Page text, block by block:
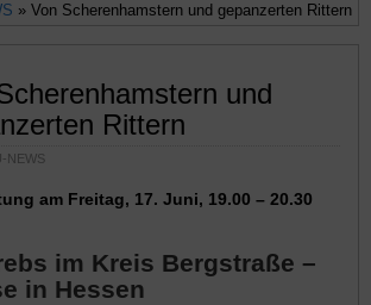
» Von Scherenhamstern und gepanzerten Rittern
und
Rittern
NEWS
am Freitag, 17. Juni, 19.00 – 20.30
im Kreis Bergstraße –
in Hessen